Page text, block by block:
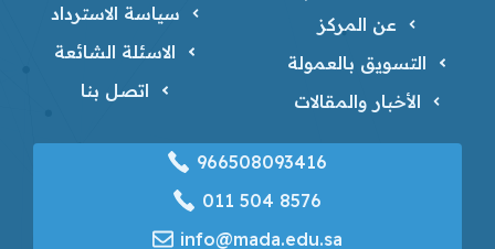
عن المركز
التسويق بالعمولة
الأخبار والمقالات
سياسة الاسترداد
الاسئلة الشائعة
اتصل بنا
966508093416
‎011 504 8576
info@mada.edu.sa